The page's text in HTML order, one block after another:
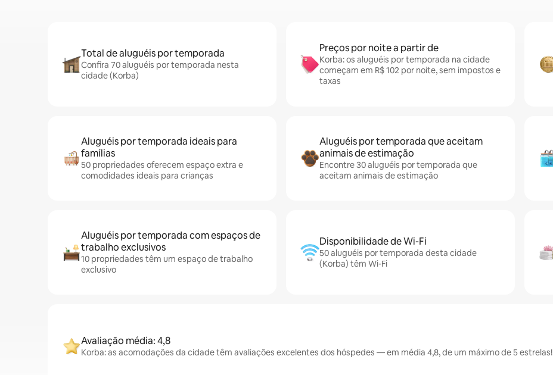
Total de aluguéis por temporada
Confira 70 aluguéis por temporada nesta
cidade (Korba)
Preços por noite a partir de
Korba: os aluguéis por temporada na cidade
começam em R$ 102 por noite, sem impostos e
taxas
Aluguéis por temporada ideais para
famílias
50 propriedades oferecem espaço extra e
comodidades ideais para crianças
Aluguéis por temporada que aceitam
animais de estimação
Encontre 30 aluguéis por temporada que
aceitam animais de estimação
Aluguéis por temporada com espaços de
trabalho exclusivos
10 propriedades têm um espaço de trabalho
exclusivo
Disponibilidade de Wi-Fi
50 aluguéis por temporada desta cidade
(Korba) têm Wi-Fi
Avaliação média: 4,8
Korba: as acomodações da cidade têm avaliações excelentes dos hóspedes — em média 4,8, de um máximo de 5 estrelas!